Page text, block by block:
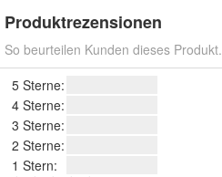
Produktrezensionen
So beurteilen Kunden dieses Produkt.
5 Sterne:
4 Sterne:
3 Sterne:
2 Sterne:
1 Stern: